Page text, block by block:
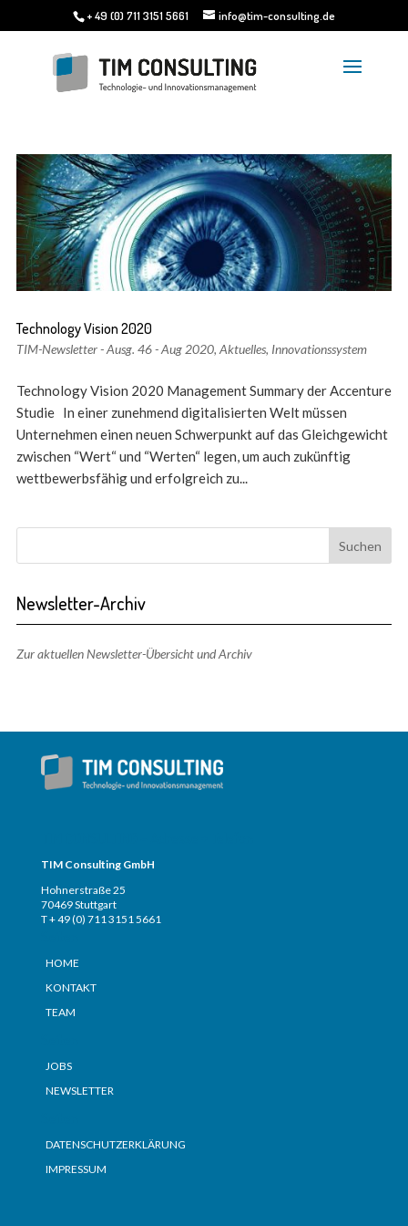
+ 49 (0) 711 3151 5661 info@tim-consulting.de
Technology Vision 2020
TIM-Newsletter - Ausg. 46 - Aug 2020, Aktuelles, Innovationssystem
Technology Vision 2020 Management Summary der Accenture
Studie In einer zunehmend digitalisierten Welt müssen
Unternehmen einen neuen Schwerpunkt auf das Gleichgewicht
zwischen “Wert“ und “Werten“ legen, um auch zukünftig
wettbewerbsfähig und erfolgreich zu...
Newsletter-Archiv
Zur aktuellen Newsletter-Übersicht und Archiv
TIM Consulting GmbH
Hohnerstraße 25
70469 Stuttgart
T + 49 (0) 711 3151 5661
HOME
KONTAKT
TEAM
JOBS
NEWSLETTER
DATENSCHUTZERKLÄRUNG
IMPRESSUM